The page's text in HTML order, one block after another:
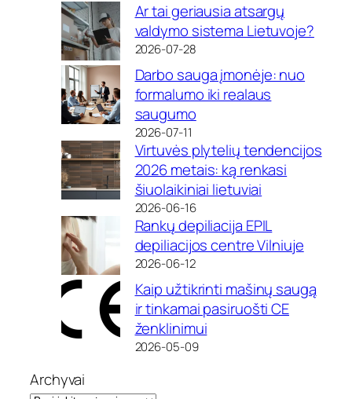
Ar tai geriausia atsargų
valdymo sistema Lietuvoje?
2026-07-28
Darbo sauga įmonėje: nuo
formalumo iki realaus
saugumo
2026-07-11
Virtuvės plytelių tendencijos
2026 metais: ką renkasi
šiuolaikiniai lietuviai
2026-06-16
Rankų depiliacija EPIL
depiliacijos centre Vilniuje
2026-06-12
Kaip užtikrinti mašinų saugą
ir tinkamai pasiruošti CE
ženklinimui
2026-05-09
Archyvai